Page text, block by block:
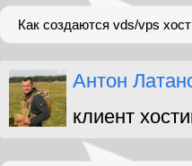
Как создаются vds/vps
Антон
клиент